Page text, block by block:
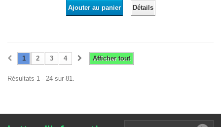
Ajouter au panier Détails
Afficher tout
1 2 3 4
Résultats 1 - 24 sur 81.